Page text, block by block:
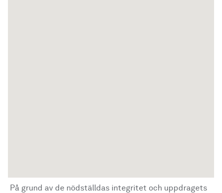
På grund av de nödställdas integritet och uppdragets